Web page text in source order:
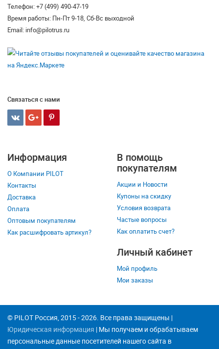
Телефон: +7 (499) 490-47-19
Время работы: Пн-Пт 9-18, Сб-Вс выходной
Email: info@pilotrus.ru
Связаться с нами
Информация
О Компании PILOT
Контакты
Доставка
Оплата
Оптовым покупателям
Как расшифровать артикул?
В помощь
покупателям
Акции и Новости
Купоны на скидку
Условия возврата
Частые вопросы
Как оплатить счет?
Личный кабинет
Мой профиль
Мои заказы
© PILOT Россия, 2015 - 2026. Все права защищены |
Юридическая информация | Мы получаем и обрабатываем
персональные данные посетителей нашего сайта в